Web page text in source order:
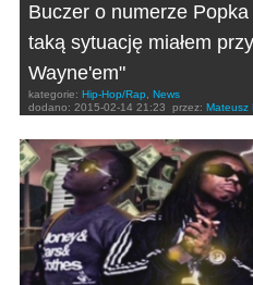
Buczer o numerze
taką sytuację miałem
Wayne'em"
kategorie: Hip-Hop/Rap
News
dodano: 2015-02-14 21:23 przez: Mateusz